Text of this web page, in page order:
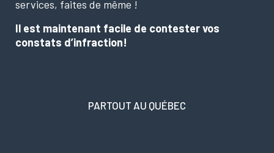
services, faites de même !
Il est maintenant facile de contester vos
constats d’infraction!
PARTOUT AU QUÉBEC